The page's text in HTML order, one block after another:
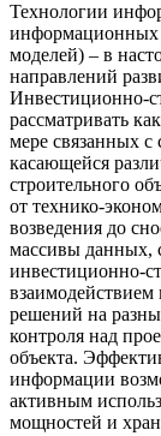
Технологии
информационных
моделей) – в
направлений
Инвестиционно-
рассматривать
мере связанных
касающейся
строительного
от технико-
возведения до
массивы данных,
инвестиционно-
решений на
контроля над
объекта.
информации
активным
мощностей и